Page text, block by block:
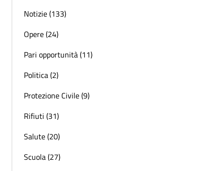
Notizie (133)
Opere (24)
Pari opportunità (11)
Politica (2)
Protezione Civile (9)
Rifiuti (31)
Salute (20)
Scuola (27)